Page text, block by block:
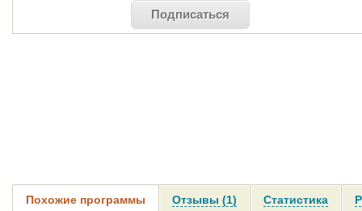
Подписаться
Похожие программы Отзывы (1) Статистика